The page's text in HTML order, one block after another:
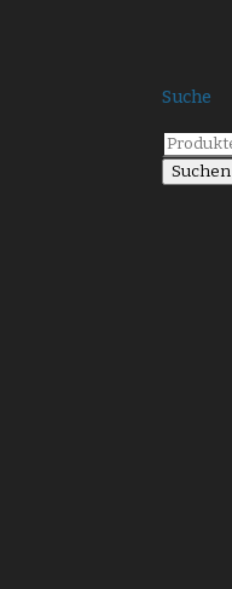
Suche
Suche
nach:
Suchen